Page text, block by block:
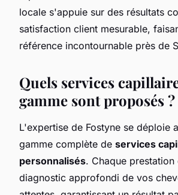
locale s'appuie sur des résultats
satisfaction client mesurable,
référence incontournable près de
Quels services
gamme sont proposés ?
L'expertise de Fostyne se déploie
gamme complète de services
personnalisés. Chaque
diagnostic approfondi de vos